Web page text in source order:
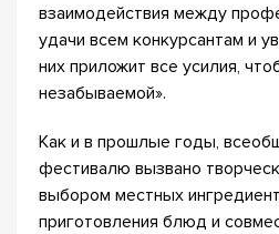
взаимодействия между
удачи всем конкурсантам и
них приложит все усилия,
незабываемой».
Как и в прошлые годы,
фестивалю вызвано
выбором местных
приготовления блюд и